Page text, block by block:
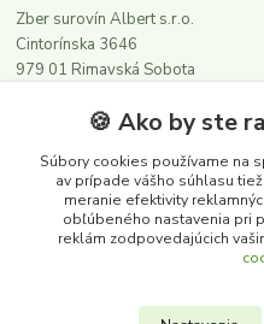
Zber surovín Albert s.r.o.
Cintorínska 3646
979 01 Rimavská Sobota
Kontakty
0911 502 504
(Po-Pia, 8-16 hod.)
🍪 Ako by ste
Súbory cookies používame na
av prípade vášho súhlasu
meranie efektivity
obľúbeného nastavenia pri
reklám zodpovedajúcich